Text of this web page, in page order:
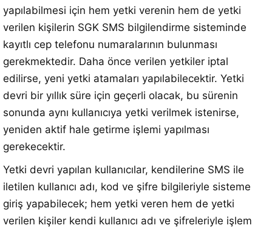
yapılabilmesi için hem yetki verenin hem de yetki
verilen kişilerin SGK SMS bilgilendirme sisteminde
kayıtlı cep telefonu numaralarının bulunması
gerekmektedir. Daha önce verilen yetkiler iptal
edilirse, yeni yetki atamaları yapılabilecektir. Yetki
devri bir yıllık süre için geçerli olacak, bu sürenin
sonunda aynı kullanıcıya yetki verilmek istenirse,
yeniden aktif hale getirme işlemi yapılması
gerekecektir.
Yetki devri yapılan kullanıcılar, kendilerine SMS ile
iletilen kullanıcı adı, kod ve şifre bilgileriyle sisteme
giriş yapabilecek; hem yetki veren hem de yetki
verilen kişiler kendi kullanıcı adı ve şifreleriyle işlem